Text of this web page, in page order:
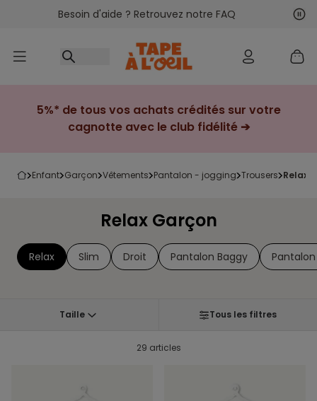
Accéder au contenu
Besoin d'aide ? Retrouvez notre FAQ
5%* de tous vos achats crédités sur votre
cagnotte avec le club fidélité ➔
enfant garçon vêtements pantalon - jogging trousers relax
Relax Garçon
Relax Slim Droit Pantalon Baggy
Taille Tous les filtres
29 articles